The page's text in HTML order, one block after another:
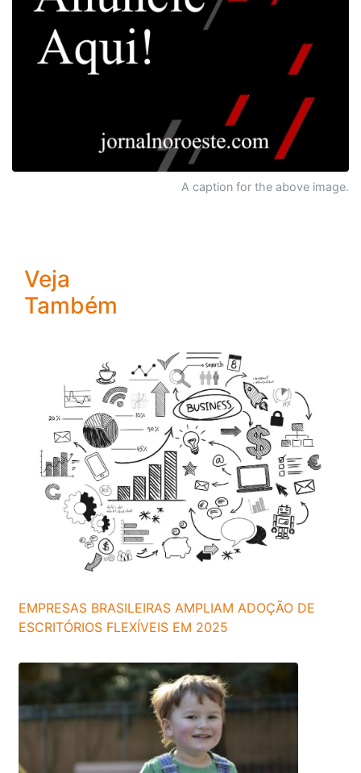
A caption for the above image.
Veja
Também
EMPRESAS BRASILEIRAS AMPLIAM ADOÇÃO DE
ESCRITÓRIOS FLEXÍVEIS EM 2025